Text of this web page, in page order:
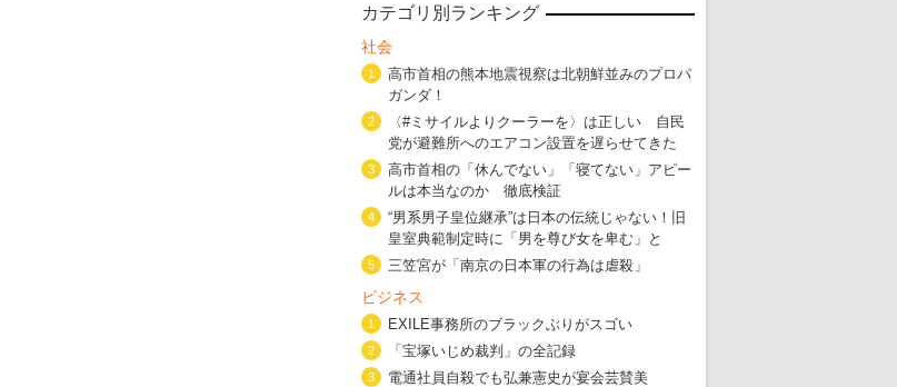
カテゴリ別ランキング
社会
1
高市首相の熊本地震視察は北朝鮮並みのプロパ
ガンダ！
2
〈#ミサイルよりクーラーを〉は正しい 自民
党が避難所へのエアコン設置を遅らせてきた
3
高市首相の「休んでない」「寝てない」アピー
ルは本当なのか 徹底検証
4
“男系男子皇位継承”は日本の伝統じゃない！旧
皇室典範制定時に「男を尊び女を卑む」と
5 三笠宮が「南京の日本軍の行為は虐殺」
ビジネス
1 EXILE事務所のブラックぶりがスゴい
2 「宝塚いじめ裁判」の全記録
3 電通社員自殺でも弘兼憲史が宴会芸賛美